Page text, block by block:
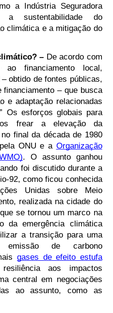
a Indústria Seguradora
a sustentabilidade do
climática e a mitigação do
– De acordo com
ao financiamento local,
obtido de fontes públicas,
– que busca
e adaptação relacionadas
Os esforços globais para
frear a elevação da
final da década de 1980
ONU e a Organização
. O assunto ganhou
foi discutido durante a
92, como ficou conhecida
Unidas sobre Meio
realizada na cidade do
se tornou um marco na
da emergência climática
a transição para uma
de carbono
gases de efeito estufa
aos impactos
central em negociações
ao assunto, como as